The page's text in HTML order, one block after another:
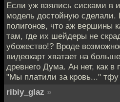
Если уж взялись сисками в
модель достойную сделали.
полигонов, что аж вершины
там, где их шейдеры не
убожество!? Вроде
видеокарт хватает на
древнего Дума. Ан нет, как
"Мы платили за кровь..." тфу
ribiy_glaz »